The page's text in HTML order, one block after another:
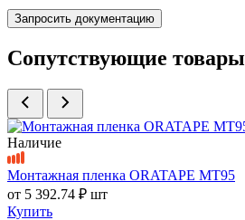
Запросить документацию
Сопутствующие товары
Наличие
Монтажная пленка ORATAPE MT95
от 5 392.74 ₽ шт
Купить